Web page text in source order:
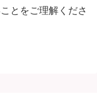
とをご理解くださ